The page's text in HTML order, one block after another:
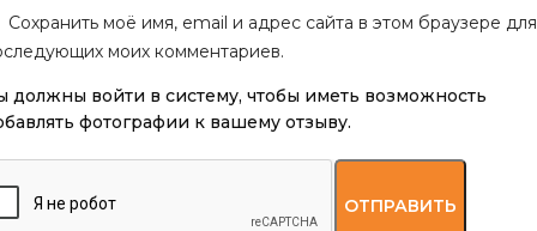
Сохранить моё имя, email и адрес сайта в этом браузере для
моих комментариев.
должны войти в систему, чтобы иметь возможность
фотографии к вашему отзыву.